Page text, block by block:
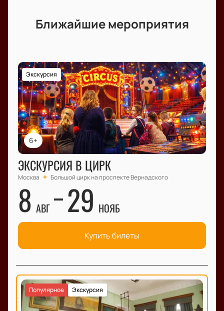
Ближайшие мероприятия
6+
Экскурсия
ЭКСКУРСИЯ В ЦИРК
Москва Большой цирк на проспекте Вернадского
8 АВГ 29 НОЯБ
Купить билеты
Экскурсия
Популярное